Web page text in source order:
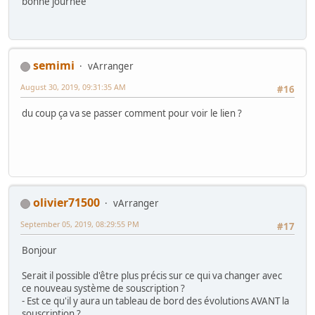
semimi
vArranger
#16
August 30, 2019, 09:31:35 AM
du coup ça va se passer comment pour voir le lien ?
olivier71500
vArranger
#17
September 05, 2019, 08:29:55 PM
Bonjour
Serait il possible d'être plus précis sur ce qui va changer avec
ce nouveau système de souscription ?
- Est ce qu'il y aura un tableau de bord des évolutions AVANT la